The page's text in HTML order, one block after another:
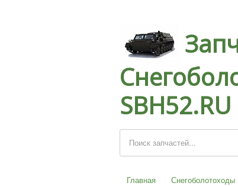
SBH52.RU
Главная Снегоболотоходы